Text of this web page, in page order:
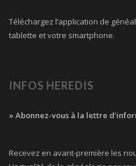
Téléchargez l’application de
tablette et votre smartphone.
INFOS HEREDIS
» Abonnez-vous à la lettre
Recevez en avant-première les